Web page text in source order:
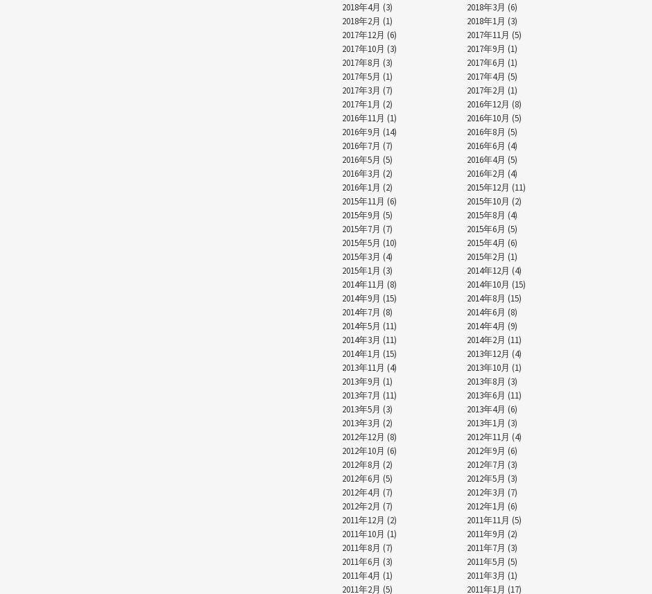
2018年4月 (3)
2018年3月 (6)
2018年2月 (1)
2018年1月 (3)
2017年12月 (6)
2017年11月 (5)
2017年10月 (3)
2017年9月 (1)
2017年8月 (3)
2017年6月 (1)
2017年5月 (1)
2017年4月 (5)
2017年3月 (7)
2017年2月 (1)
2017年1月 (2)
2016年12月 (8)
2016年11月 (1)
2016年10月 (5)
2016年9月 (14)
2016年8月 (5)
2016年7月 (7)
2016年6月 (4)
2016年5月 (5)
2016年4月 (5)
2016年3月 (2)
2016年2月 (4)
2016年1月 (2)
2015年12月 (11)
2015年11月 (6)
2015年10月 (2)
2015年9月 (5)
2015年8月 (4)
2015年7月 (7)
2015年6月 (5)
2015年5月 (10)
2015年4月 (6)
2015年3月 (4)
2015年2月 (1)
2015年1月 (3)
2014年12月 (4)
2014年11月 (8)
2014年10月 (15)
2014年9月 (15)
2014年8月 (15)
2014年7月 (8)
2014年6月 (8)
2014年5月 (11)
2014年4月 (9)
2014年3月 (11)
2014年2月 (11)
2014年1月 (15)
2013年12月 (4)
2013年11月 (4)
2013年10月 (1)
2013年9月 (1)
2013年8月 (3)
2013年7月 (11)
2013年6月 (11)
2013年5月 (3)
2013年4月 (6)
2013年3月 (2)
2013年1月 (3)
2012年12月 (8)
2012年11月 (4)
2012年10月 (6)
2012年9月 (6)
2012年8月 (2)
2012年7月 (3)
2012年6月 (5)
2012年5月 (3)
2012年4月 (7)
2012年3月 (7)
2012年2月 (7)
2012年1月 (6)
2011年12月 (2)
2011年11月 (5)
2011年10月 (1)
2011年9月 (2)
2011年8月 (7)
2011年7月 (3)
2011年6月 (3)
2011年5月 (5)
2011年4月 (1)
2011年3月 (1)
2011年2月 (5)
2011年1月 (17)